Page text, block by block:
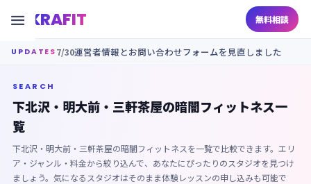
KRAFIT 無料相談

UPDATES 7/30運営者情報とお問い合わせフォームを見直しました
SEARCH
下北沢・明大前・三軒茶屋の暗闇フィットネス一
覧
下北沢・明大前・三軒茶屋の暗闇フィットネスを一覧で比較できます。エリ
ア・ジャンル・料金から絞り込んで、あなたにぴったりのスタジオを見つけ
ましょう。気になるスタジオはそのまま体験レッスンの申し込みも可能で